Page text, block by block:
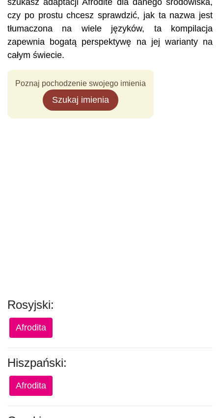
szukasz adaptacji Afrodite dla danego środowiska,
czy po prostu chcesz sprawdzić, jak ta nazwa jest
tłumaczona na wiele języków, ta kompilacja
zapewnia bogatą perspektywę na jej warianty na
całym świecie.
Poznaj pochodzenie swojego imienia
Szukaj imienia
Rosyjski:
Afrodita
Hiszpański:
Afrodita